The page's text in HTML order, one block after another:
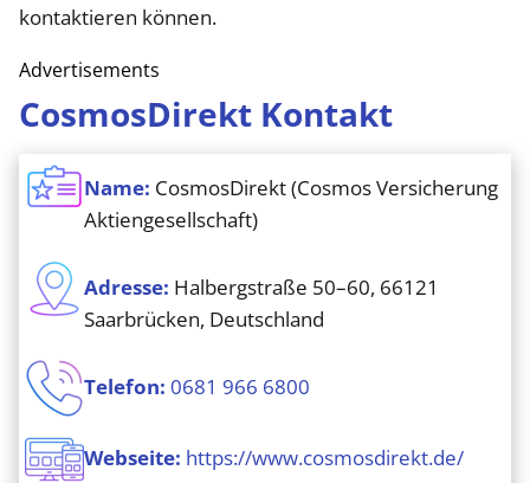
kontaktieren können.
Advertisements
CosmosDirekt Kontakt
Name: CosmosDirekt (Cosmos Versicherung
Aktiengesellschaft)
Adresse: Halbergstraße 50–60, 66121
Saarbrücken, Deutschland
Telefon: 0681 966 6800
Webseite: https://www.cosmosdirekt.de/